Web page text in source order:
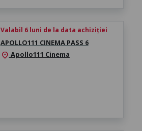
Valabil 6 luni de la data achiziției
APOLLO111 CINEMA PASS 6
location_onApollo111 Cinema